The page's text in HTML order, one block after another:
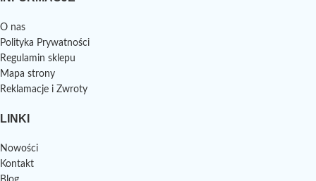
O nas
Polityka Prywatności
Regulamin sklepu
Mapa strony
Reklamacje i Zwroty
LINKI
Nowości
Kontakt